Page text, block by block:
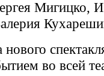
Мигицко,
нового
во всей